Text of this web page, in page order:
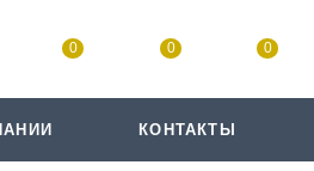
0 0 0
КОНТАКТЫ